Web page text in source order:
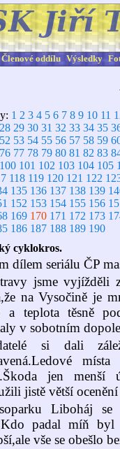
Členové oddílu Výsledky
1 2 3 4 5 6 7 8 9 10 11
28 29 30 31 32 33 34 35
52 53 54 55 56 57 58 59
76 77 78 79 80 81 82 83
100 101 102 103 104 105
118 119 120 121 122
135 136 137 138 139
152 153 154 155 156
169 170 171 172 173
186 187 188 189 190
cyklokros.
dílem seriálu ČP
jsme vyjížděli
na Vysočině je
a teplota těsně
v sobotním
si dali
jen menší
jistě větší
Liboháj se
padal míň byl
vše se obešlo